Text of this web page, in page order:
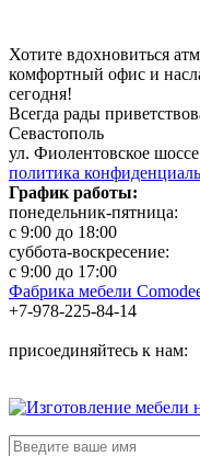
Хотите вдохновиться
комфортный офис и
сегодня!
Всегда рады
Севастополь
ул. Фиолентовское шоссе
политика
График работы:
понедельник-пятница:
с 9:00 до 18:00
суббота-воскресение:
с 9:00 до 17:00
Фабрика мебели
+7-978-225-84-14
присоединяйтесь к нам: